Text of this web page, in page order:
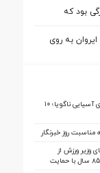
بود که
به روی
آغاز اردوی تیم ملی بوکس برای بازی‌های آسیایی ناگویا؛ ۱۰
روز خبرنگار
وزیر ورزش از
بوکس بی سابقه است/بوکس بعد از ۸۵ سال با حمایت